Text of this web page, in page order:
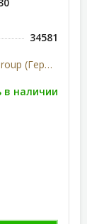
34581
Berlin-Chemie/Menarini Group (Германия)
в наличии